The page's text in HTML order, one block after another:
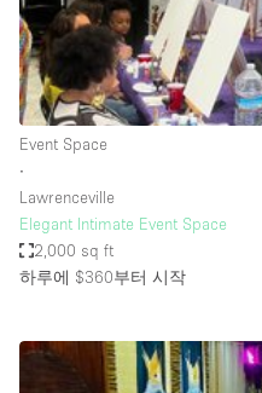
Event Space
Fair / Festival
Hall
Mansion / House
Meeting Space
Other
Photo / Filming Studio
Event Space
∙
Lawrenceville
Elegant Intimate Event Space
2,000 sq ft
하루에 $360부터 시작